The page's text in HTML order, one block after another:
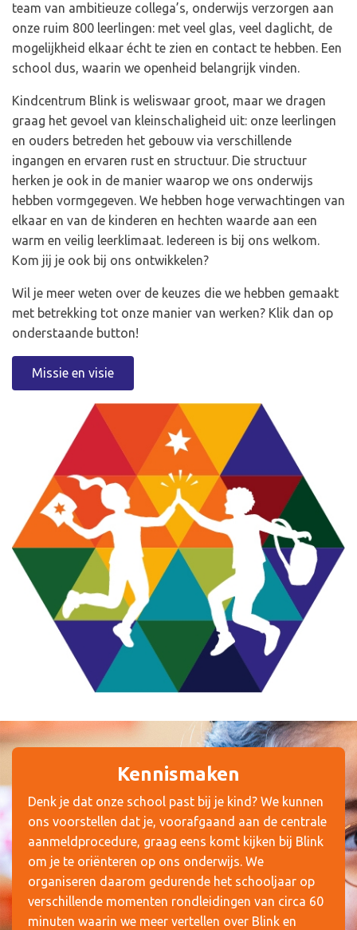
team van ambitieuze collega’s, onderwijs verzorgen aan
onze ruim 800 leerlingen: met veel glas, veel daglicht, de
mogelijkheid elkaar écht te zien en contact te hebben. Een
school dus, waarin we openheid belangrijk vinden.
Kindcentrum Blink is weliswaar groot, maar we dragen
graag het gevoel van kleinschaligheid uit: onze leerlingen
en ouders betreden het gebouw via verschillende
ingangen en ervaren rust en structuur. Die structuur
herken je ook in de manier waarop we ons onderwijs
hebben vormgegeven. We hebben hoge verwachtingen van
elkaar en van de kinderen en hechten waarde aan een
warm en veilig leerklimaat. Iedereen is bij ons welkom.
Kom jij je ook bij ons ontwikkelen?
Wil je meer weten over de keuzes die we hebben gemaakt
met betrekking tot onze manier van werken? Klik dan op
onderstaande button!
Missie en visie
Kennismaken
Denk je dat onze school past bij je kind? We kunnen
ons voorstellen dat je, voorafgaand aan de centrale
aanmeldprocedure, graag eens komt kijken bij Blink
om je te oriënteren op ons onderwijs. We
organiseren daarom gedurende het schooljaar op
verschillende momenten rondleidingen van circa 60
minuten waarin we meer vertellen over Blink en